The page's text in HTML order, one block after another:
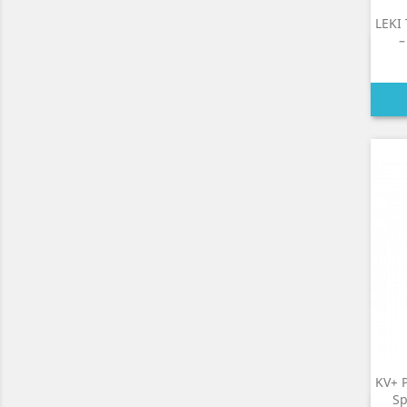
KV+